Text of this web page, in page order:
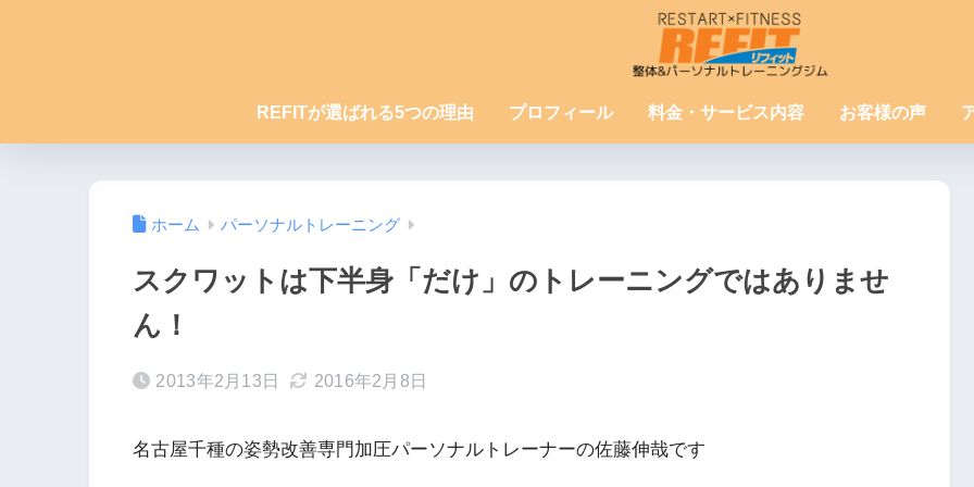
REFITが選ばれる5つの理由 プロフィール 料金・サービス内容 お客様の声
ホーム パーソナルトレーニング
スクワットは下半身「だけ」のトレーニングではありませ
ん！
2013年2月13日 2016年2月8日
名古屋千種の姿勢改善専門加圧パーソナルトレーナーの佐藤伸哉です